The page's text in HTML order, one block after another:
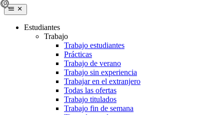
Estudiantes
Trabajo
Trabajo estudiantes
Prácticas
Trabajo de verano
Trabajo sin experiencia
Trabajar en el extranjero
Todas las ofertas
Trabajo titulados
Trabajo fin de semana